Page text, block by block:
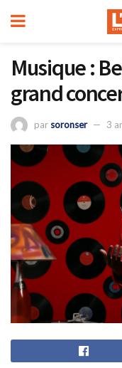
Musique :
grand
par soronser 3